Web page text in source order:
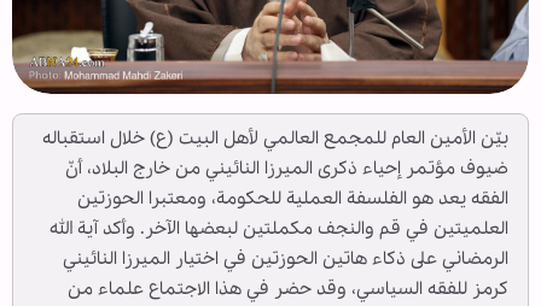
بيّن الأمين العام للمجمع العالمي لأهل البيت (ع) خلال استقباله
ضيوف مؤتمر إحياء ذكرى الميرزا النائيني من خارج البلاد، أنّ
الفقه يعد هو الفلسفة العملية للحكومة، ومعتبرا الحوزتين
العلميتين في قم والنجف مكملتين لبعضها الآخر. وأكد آية الله
الرمضاني على ذكاء هاتين الحوزتين في اختيار الميرزا النائيني
كرمز للفقه السياسي، وقد حضر في هذا الاجتماع علماء من